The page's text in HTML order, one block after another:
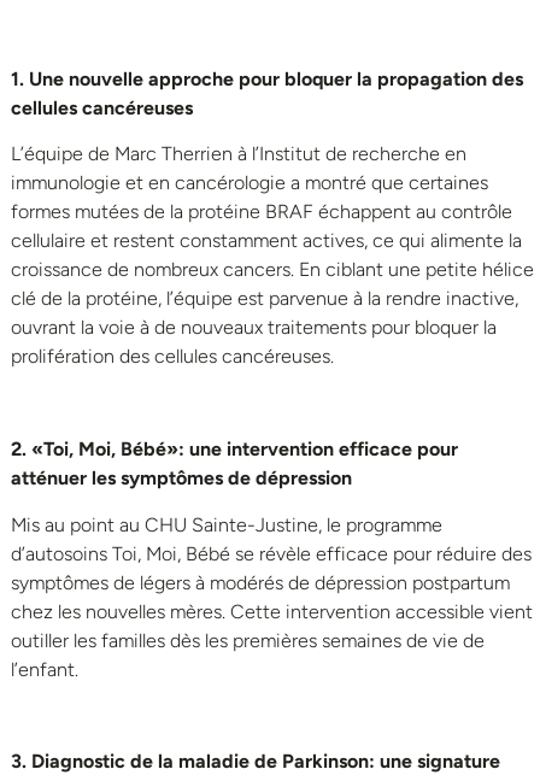
1. Une nouvelle approche pour bloquer la propagation des
cellules cancéreuses
L’équipe de Marc Therrien à l’Institut de recherche en
immunologie et en cancérologie a montré que certaines
formes mutées de la protéine BRAF échappent au contrôle
cellulaire et restent constamment actives, ce qui alimente la
croissance de nombreux cancers. En ciblant une petite hélice
clé de la protéine, l’équipe est parvenue à la rendre inactive,
ouvrant la voie à de nouveaux traitements pour bloquer la
prolifération des cellules cancéreuses.
2. «Toi, Moi, Bébé»: une intervention efficace pour
atténuer les symptômes de dépression
Mis au point au CHU Sainte-Justine, le programme
d’autosoins Toi, Moi, Bébé se révèle efficace pour réduire des
symptômes de légers à modérés de dépression postpartum
chez les nouvelles mères. Cette intervention accessible vient
outiller les familles dès les premières semaines de vie de
l’enfant.
3. Diagnostic de la maladie de Parkinson: une signature